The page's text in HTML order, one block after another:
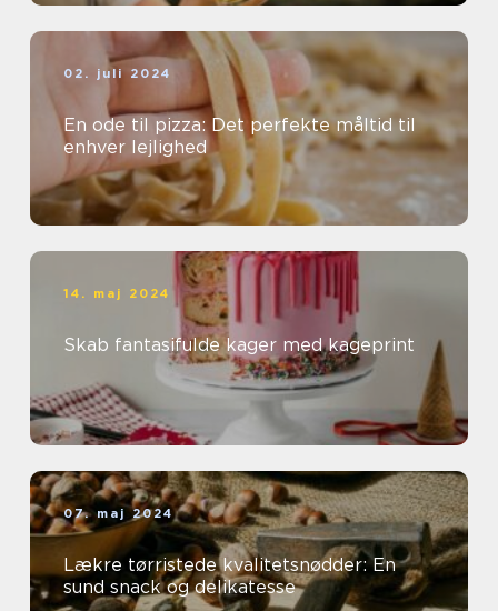
02. juli 2024
En ode til pizza: Det perfekte måltid til
enhver lejlighed
14. maj 2024
Skab fantasifulde kager med kageprint
07. maj 2024
Lækre tørristede kvalitetsnødder: En
sund snack og delikatesse